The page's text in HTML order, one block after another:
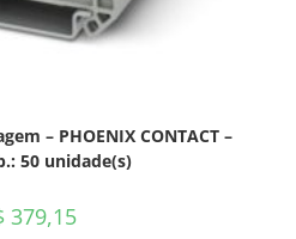
– PHOENIX CONTACT –
50 unidade(s)
379,15